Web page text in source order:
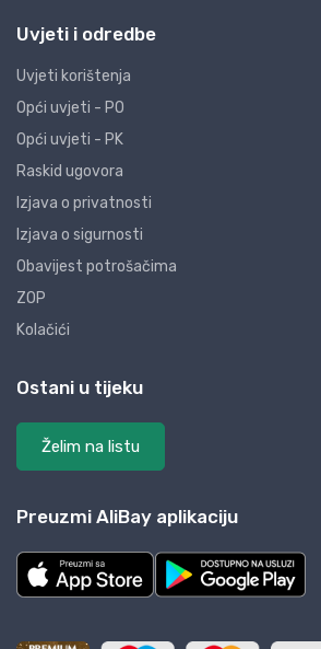
Uvjeti i odredbe
Uvjeti korištenja
Opći uvjeti - PO
Opći uvjeti - PK
Raskid ugovora
Izjava o privatnosti
Izjava o sigurnosti
Obavijest potrošačima
ZOP
Kolačići
Ostani u tijeku
Želim na listu
Preuzmi AliBay aplikaciju